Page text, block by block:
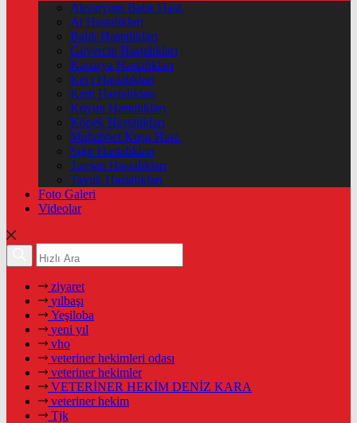
Akvaryum Balık Hast.
At Hastalıkları
Balık Hastalıkları
Güvercin Hastalıkları
Kanarya Hastalıkları
Keçi Hastalıkları
Kedi Hastalıkları
Koyun Hastalıkları
Köpek Hastalıkları
Muhabbet Kuşu Hast.
Sığır Hastalıkları
Tavşan Hastalıkları
Tavuk Hastalıkları
Foto Galeri
Videolar
ziyaret
yılbaşı
Yeşiloba
yeni yıl
vho
veteriner hekimleri odası
veteriner hekimler
VETERİNER HEKİM DENİZ KARA
veteriner hekim
Tjk